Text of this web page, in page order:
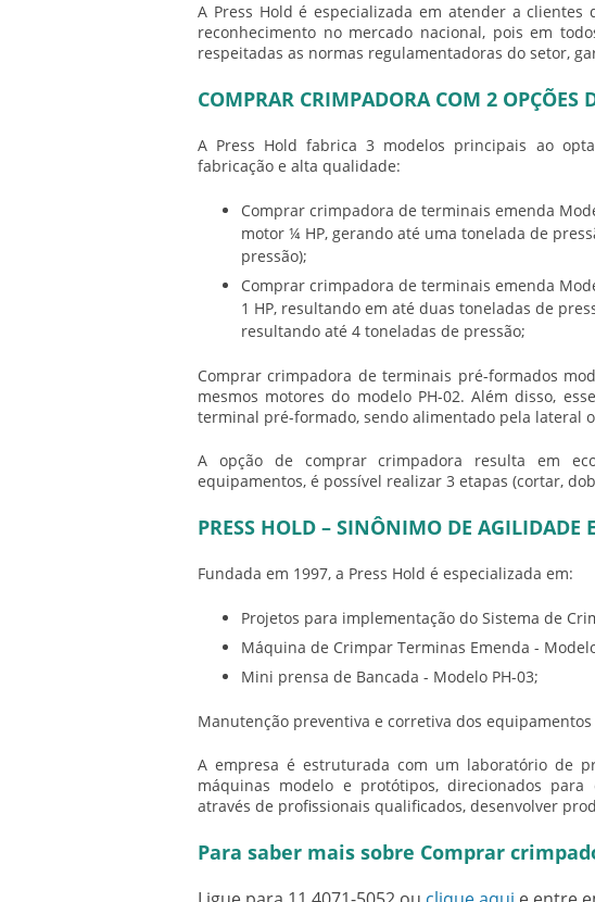
A Press Hold é especializada em atender a clientes
reconhecimento no mercado nacional, pois em
respeitadas as normas regulamentadoras do setor,
COMPRAR CRIMPADORA COM 2 OPÇÕES
A Press Hold fabrica 3 modelos principais ao
fabricação e alta qualidade:
Comprar crimpadora de terminais emenda
motor ¼ HP, gerando até uma tonelada de
pressão);
Comprar crimpadora de terminais emenda
1 HP, resultando em até duas toneladas de
resultando até 4 toneladas de pressão;
Comprar crimpadora de terminais pré-formados
mesmos motores do modelo PH-02. Além disso,
terminal pré-formado, sendo alimentado pela lateral
A opção de comprar crimpadora resulta em
equipamentos, é possível realizar 3 etapas (cortar,
PRESS HOLD – SINÔNIMO DE AGILIDADE
Fundada em 1997, a Press Hold é especializada em:
Projetos para implementação do Sistema de
Máquina de Crimpar Terminas Emenda -
Mini prensa de Bancada - Modelo PH-03;
Manutenção preventiva e corretiva dos
A empresa é estruturada com um laboratório de
máquinas modelo e protótipos, direcionados
através de profissionais qualificados, desenvolver
Para saber mais sobre Comprar